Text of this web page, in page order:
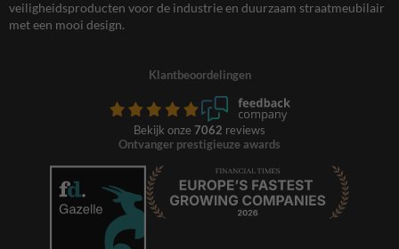
veiligheidsproducten voor de industrie en duurzaam straatmeubilair
met een mooi design.
Klantbeoordelingen
Bekijk onze 7062 reviews
Ontvanger prestigieuze awards